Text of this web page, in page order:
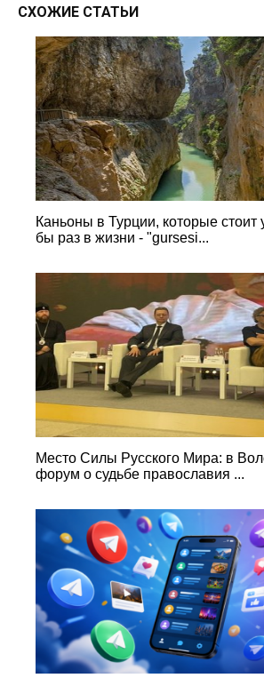
СХОЖИЕ СТАТЬИ
Каньоны в Турции, которые стоит
бы раз в жизни - "gursesi...
Место Силы Русского Мира: в
форум о судьбе православия ...